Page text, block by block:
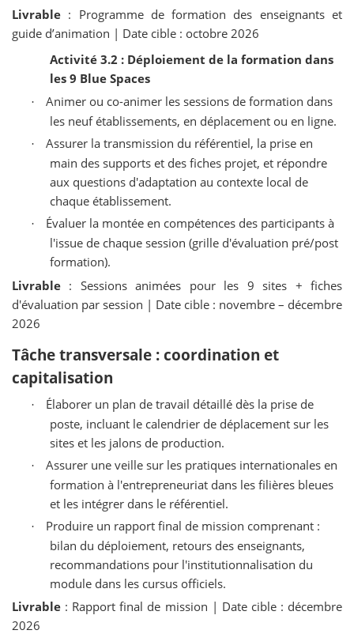
Livrable : Programme de formation des enseignants et
guide d’animation | Date cible : octobre 2026
Activité 3.2 : Déploiement de la formation dans
les 9 Blue Spaces
·
Animer ou co-animer les sessions de formation dans
les neuf établissements, en déplacement ou en ligne.
·
Assurer la transmission du référentiel, la prise en
main des supports et des fiches projet, et répondre
aux questions d'adaptation au contexte local de
chaque établissement.
·
Évaluer la montée en compétences des participants à
l'issue de chaque session (grille d'évaluation pré/post
formation).
Livrable : Sessions animées pour les 9 sites + fiches
d'évaluation par session | Date cible : novembre – décembre
2026
Tâche transversale : coordination et
capitalisation
·
Élaborer un plan de travail détaillé dès la prise de
poste, incluant le calendrier de déplacement sur les
sites et les jalons de production.
·
Assurer une veille sur les pratiques internationales en
formation à l'entrepreneuriat dans les filières bleues
et les intégrer dans le référentiel.
·
Produire un rapport final de mission comprenant :
bilan du déploiement, retours des enseignants,
recommandations pour l'institutionnalisation du
module dans les cursus officiels.
Livrable : Rapport final de mission | Date cible : décembre
2026